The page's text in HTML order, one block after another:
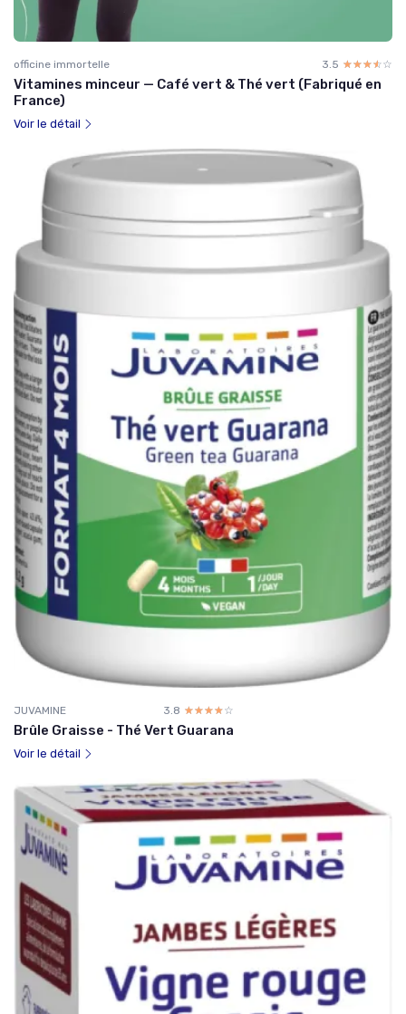
officine immortelle 3.5 ☆☆☆☆☆
★★★★★
Vitamines minceur — Café vert & Thé vert (Fabriqué en
France)
Voir le détail
JUVAMINE 3.8 ☆☆☆☆☆
★★★★★
Brûle Graisse - Thé Vert Guarana
Voir le détail